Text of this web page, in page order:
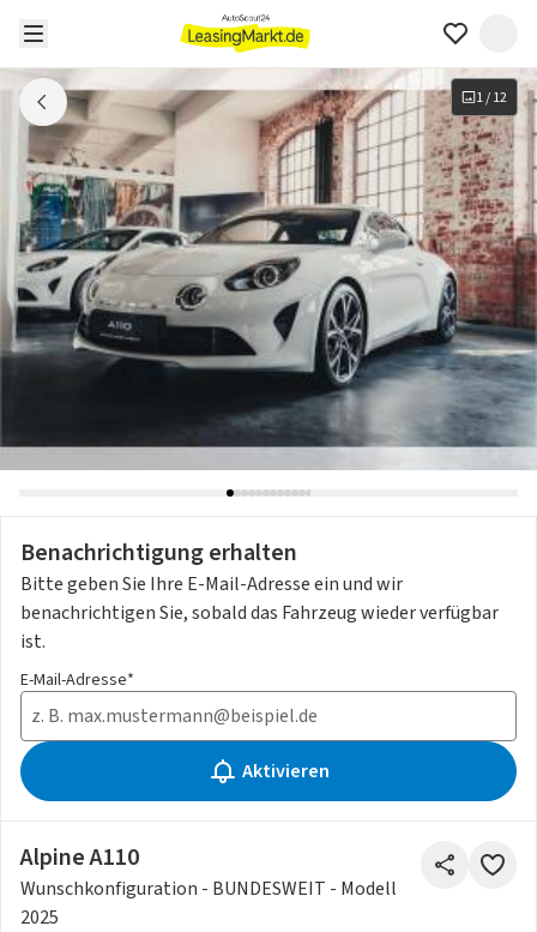
1/12
Benachrichtigung erhalten
Bitte geben Sie Ihre E-Mail-Adresse ein und wir
benachrichtigen Sie, sobald das Fahrzeug wieder verfügbar
ist.
E-Mail-Adresse*
Aktivieren
Alpine A110
Wunschkonfiguration - BUNDESWEIT - Modell
2025